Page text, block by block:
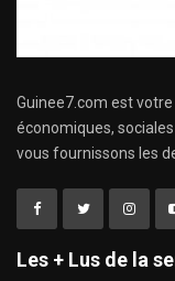
Guinee7.com est
économiques,
vous fournissons les
Les + Lus de la